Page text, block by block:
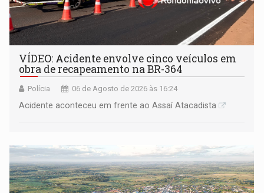
VÍDEO: Acidente envolve cinco veículos em
obra de recapeamento na BR-364
Polícia 06 de Agosto de 2026 às 16:24
Acidente aconteceu em frente ao Assaí Atacadista